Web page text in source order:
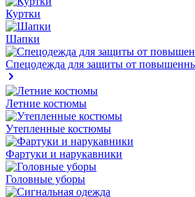
Куртки
Шапки
Спецодежда для защиты от
Летние костюмы
Утепленные костюмы
Фартуки и нарукавники
Головные уборы